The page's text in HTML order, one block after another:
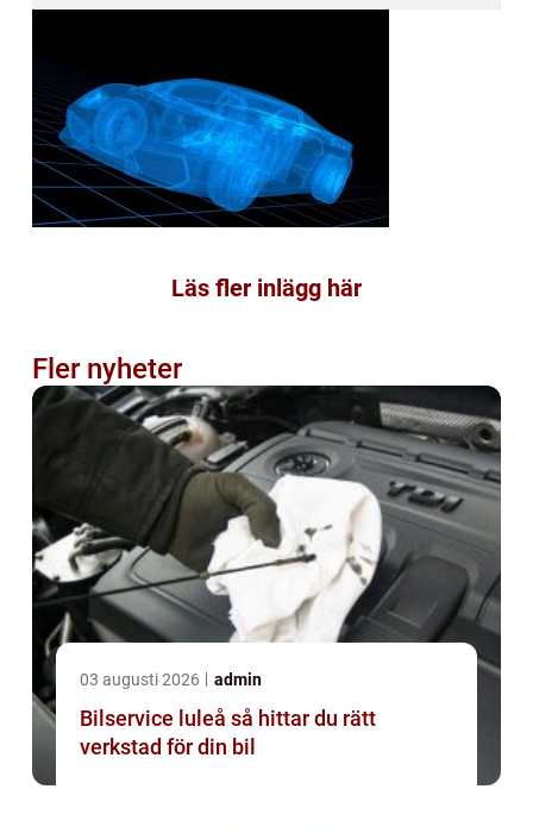
Läs fler inlägg här
Fler nyheter
03 augusti 2026 admin
Bilservice luleå så hittar du rätt
verkstad för din bil